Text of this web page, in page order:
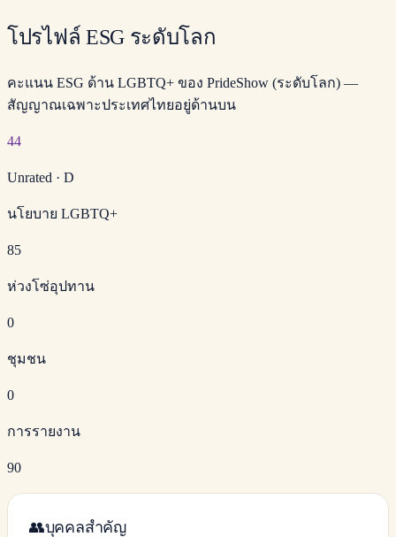
โปรไฟล์ ESG ระดับโลก
คะแนน ESG ด้าน LGBTQ+ ของ PrideShow (ระดับโลก) —
สัญญาณเฉพาะประเทศไทยอยู่ด้านบน
44
Unrated · D
นโยบาย LGBTQ+
85
ห่วงโซ่อุปทาน
0
ชุมชน
0
การรายงาน
90
👥บุคคลสำคัญ